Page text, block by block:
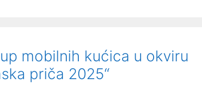
mobilnih kućica u okviru
priča 2025“